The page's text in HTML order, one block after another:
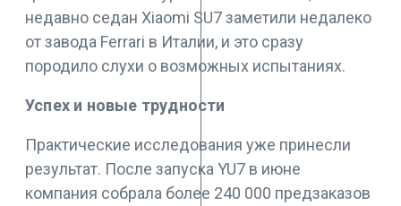
недавно седан Xiaomi SU7 заметили недалеко
от завода Ferrari в Италии, и это сразу
породило слухи о возможных испытаниях.
Успех и новые трудности
Практические исследования уже принесли
результат. После запуска YU7 в июне
компания собрала более 240 000 предзаказов